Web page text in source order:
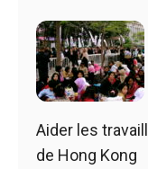
Aider les
de Hong Kong